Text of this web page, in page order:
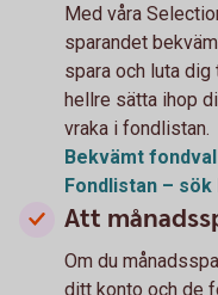
Med våra
sparandet
spara och luta
hellre sätta ihop
vraka i fondlistan.
Bekvämt
Fondlistan – sök
Att
Om du
ditt konto och de